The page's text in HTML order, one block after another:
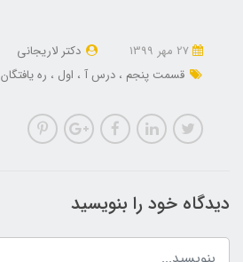
دکتر لاریجانی
قسمت پنجم
درس آ اول ره یافتگان
دیدگاه خود را بنویسید